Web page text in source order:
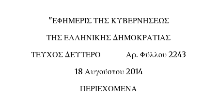
"ΕΦΗΜΕΡΙΣ ΤΗΣ ΚΥΒΕΡΝΗΣΕΩΣ
ΤΗΣ ΕΛΛΗΝΙΚΗΣ ΔΗΜΟΚΡΑΤΙΑΣ
ΤΕΥΧΟΣ ΔΕΥΤΕΡΟ Αρ. Φύλλου 2243
18 Αυγούστου 2014
ΠΕΡΙΕΧΟΜΕΝΑ